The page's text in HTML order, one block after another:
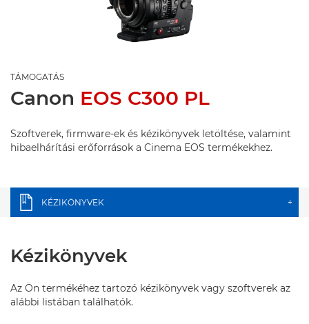
TÁMOGATÁS
Canon EOS C300 PL
Szoftverek, firmware-ek és kézikönyvek letöltése, valamint
hibaelhárítási erőforrások a Cinema EOS termékekhez.
KÉZIKÖNYVEK +
Kézikönyvek
Az Ön termékéhez tartozó kézikönyvek vagy szoftverek az
alábbi listában találhatók.